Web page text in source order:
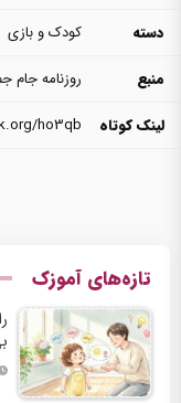
دسته
کودک و بازی
منبع
روزنامه جام جم, شماره ۴۳۴۱, به
لینک کوتاه
ho3qb
تازه‌های آموزک